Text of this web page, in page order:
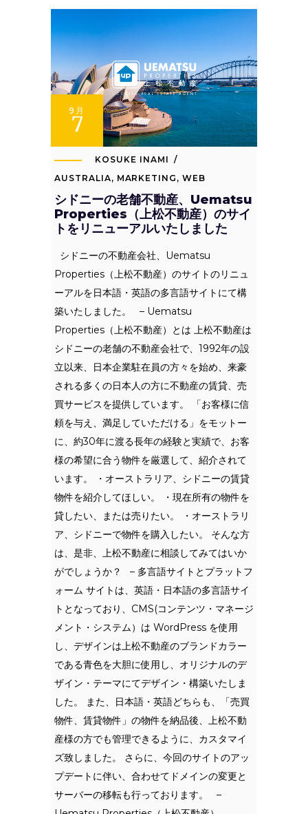
9月
7
KOSUKE INAMI
AUSTRALIA, MARKETING ,WEB
シドニーの老舗不動産、Uematsu
Properties（上松不動産）のサイ
トをリニューアルいたしました
シドニーの不動産会社、Uematsu
Properties（上松不動産）のサイトのリニュ
ーアルを日本語・英語の多言語サイトにて構
築いたしました。 – Uematsu
Properties（上松不動産）とは 上松不動産は
シドニーの老舗の不動産会社で、1992年の設
立以来、日本企業駐在員の方々を始め、来豪
される多くの日本人の方に不動産の賃貸、売
買サービスを提供しています。 「お客様に信
頼を与え、満足していただける」をモットー
に、約30年に渡る長年の経験と実績で、お客
様の希望に合う物件を厳選して、紹介されて
います。 ・オーストラリア、シドニーの賃貸
物件を紹介してほしい。 ・現在所有の物件を
貸したい、または売りたい。 ・オーストラリ
ア、シドニーで物件を購入したい。 そんな方
は、是非、上松不動産に相談してみてはいか
がでしょうか？ – 多言語サイトとプラットフ
ォーム サイトは、英語・日本語の多言語サイ
トとなっており、CMS(コンテンツ・マネージ
メント・システム）は WordPress を使用
し、デザインは上松不動産のブランドカラー
である青色を大胆に使用し、オリジナルのデ
ザイン・テーマにてデザイン・構築いたしま
した。 また、日本語・英語どちらも、「売買
物件、賃貸物件」の物件を納品後、上松不動
産様の方でも管理できるように、カスタマイ
ズ致しました。 さらに、今回のサイトのアッ
プデートに伴い、合わせてドメインの変更と
サーバーの移転も行っております。 –